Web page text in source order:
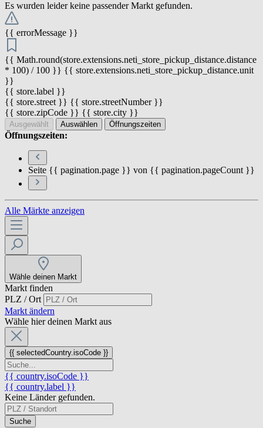
Es wurden leider keine passender Markt gefunden.
{{ errorMessage }}
{{ Math.round(store.extensions.neti_store_pickup_distance.distance
* 100) / 100 }} {{ store.extensions.neti_store_pickup_distance.unit
}}
{{ store.label }}
{{ store.street }} {{ store.streetNumber }}
{{ store.zipCode }} {{ store.city }}
Ausgewählt Auswählen Öffnungszeiten
Öffnungszeiten:
Seite {{ pagination.page }} von {{ pagination.pageCount }}
Alle Märkte anzeigen
Wähle deinen Markt
Markt finden
PLZ / Ort
Markt ändern
Wähle hier deinen Markt aus
{{ selectedCountry.isoCode }}
{{ country.isoCode }}
{{ country.label }}
Keine Länder gefunden.
Suche